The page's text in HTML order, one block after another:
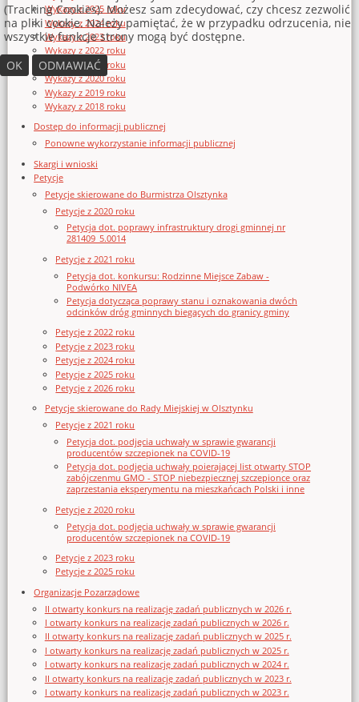
Wykazy z 2025 roku
Wykazy z 2024 roku
Wykazy z 2023 roku
Wykazy z 2022 roku
Wykazy z 2021 roku
Wykazy z 2020 roku
Wykazy z 2019 roku
Wykazy z 2018 roku
Dostęp do informacji publicznej
Ponowne wykorzystanie informacji publicznej
Skargi i wnioski
Petycje
Petycje skierowane do Burmistrza Olsztynka
Petycje z 2020 roku
Petycja dot. poprawy infrastruktury drogi gminnej nr
281409_5.0014
Petycje z 2021 roku
Petycja dot. konkursu: Rodzinne Miejsce Zabaw -
Podwórko NIVEA
Petycja dotycząca poprawy stanu i oznakowania dwóch
odcinków dróg gminnych biegących do granicy gminy
Petycje z 2022 roku
Petycje z 2023 roku
Petycje z 2024 roku
Petycje z 2025 roku
Petycje z 2026 roku
Petycje skierowane do Rady Miejskiej w Olsztynku
Petycje z 2021 roku
Petycja dot. podjęcia uchwały w sprawie gwarancji
producentów szczepionek na COVID-19
Petycja dot. podjęcia uchwały poierającej list otwarty STOP
zabójczenmu GMO - STOP niebezpiecznej szczepionce oraz
zaprzestania eksperymentu na mieszkańcach Polski i inne
Petycje z 2020 roku
Petycja dot. podjęcia uchwały w sprawie gwarancji
producentów szczepionek na COVID-19
Petycje z 2023 roku
Petycje z 2025 roku
Organizacje Pozarządowe
II otwarty konkurs na realizację zadań publicznych w 2026 r.
I otwarty konkurs na realizację zadań publicznych w 2026 r.
II otwarty konkurs na realizację zadań publicznych w 2025 r.
I otwarty konkurs na realizację zadań publicznych w 2025 r.
I otwarty konkurs na realizację zadań publicznych w 2024 r.
II otwarty konkurs na realizację zadań publicznych w 2023 r.
I otwarty konkurs na realizację zadań publicznych w 2023 r.
(Tracking Cookies). Możesz sam zdecydować, czy chcesz zezwolić
na pliki cookie. Należy pamiętać, że w przypadku odrzucenia, nie
wszystkie funkcje strony mogą być dostępne.
OK
ODMAWIAĆ